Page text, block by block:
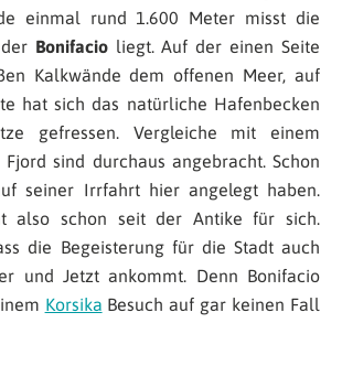
einmal rund 1.600 Meter misst die
Bonifacioliegt. Auf der einen Seite
Kalkwände dem offenen Meer, auf
hat sich das natürliche Hafenbecken
gefressen. Vergleiche mit einem
Fjord sind durchaus angebracht. Schon
seiner Irrfahrt hier angelegt haben.
also schon seit der Antike für sich.
die Begeisterung für die Stadt auch
und Jetzt ankommt. Denn Bonifacio
Korsika Besuch auf gar keinen Fall